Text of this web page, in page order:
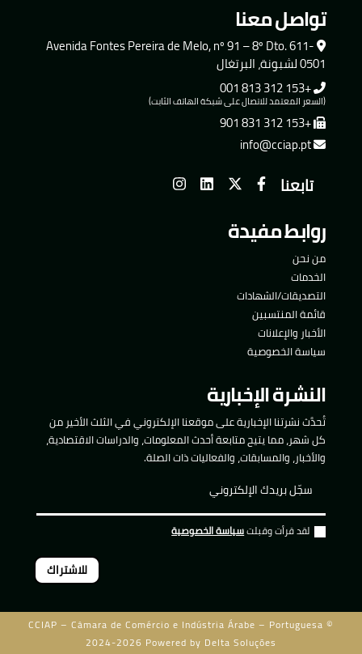
تواصل معنا
Avenida Fontes Pereira de Melo, nº 91 – 8º Dto. 611-
0501 لشبونة، البرتغال
+153 312 813 001
(السعر المعتمد للاتصال على شبكة الهاتف الثابت)
+153 312 831 901
info@cciap.pt
تابعنا
روابط مفيدة
من نحن
الخدمات
التصديقات/الشهادات
قائمة المنتسبين
الأخبار والإعلانات
سياسة الخصوصية
النشرة الإخبارية
تُحدَّث نشرتنا الإخبارية على موقعنا الإلكتروني في الثلث الأخير من
كل شهر، مما يتيح متابعة أحدث المعلومات، والدراسات الاقتصادية،
والأخبار، والمسابقات، والفعاليات ذات الصلة.
لقد قرأت وقبلتسياسة الخصوصية
للاشتراك
CCIAP – Câmara de Comércio e Indústria Árabe – Portuguesa ©
2024-2026 Powered by Delta Soluções